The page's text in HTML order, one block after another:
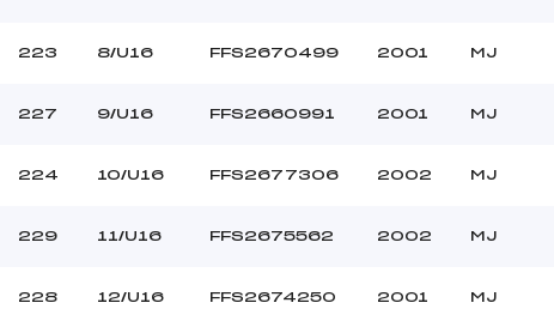
223 8/U16 FFS2670499 2001 MJ
227 9/U16 FFS2660991 2001 MJ
224 10/U16 FFS2677306 2002 MJ
229 11/U16 FFS2675562 2002 MJ
228 12/U16 FFS2674250 2001 MJ